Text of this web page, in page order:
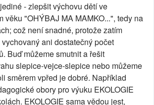
- zlepšit výchovu dětí ve
věku "OHÝBAJ MA MAMKO...", tedy na
což není snadné, protože zatím
ani dostatečný počet
Buď můžeme smutnit a řešit
slepice-vejce-slepice nebo můžeme
směrem vpřed je dobré. Například
obory pro výuku EKOLOGIE
EKOLOGIE sama vědou jest,